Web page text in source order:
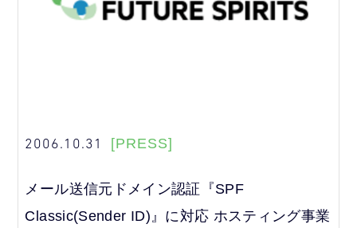
2006.10.31 [PRESS]
メール送信元ドメイン認証『SPF
Classic(Sender ID)』に対応 ホスティング事業